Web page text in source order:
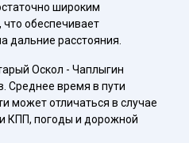
широким
что обеспечивает
дальние расстояния.
Оскол - Чаплыгин
Среднее время в пути
может отличаться в случае
КПП, погоды и дорожной